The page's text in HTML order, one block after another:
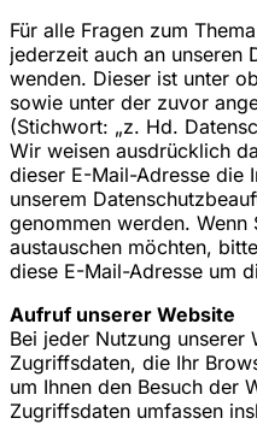
Für alle Fragen zum
jederzeit auch an unseren
wenden. Dieser ist unter
sowie unter der zuvor
(Stichwort: „z. Hd.
Wir weisen ausdrücklich
dieser E-Mail-Adresse die
unserem
genommen werden.
austauschen möchten,
diese E-Mail-Adresse um
Aufruf unserer Website
Bei jeder Nutzung unserer
Zugriffsdaten, die Ihr
um Ihnen den Besuch der
Zugriffsdaten umfassen